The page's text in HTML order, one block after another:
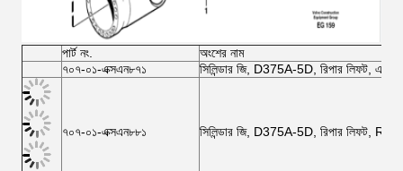
পার্ট নং.
অংশের নাম
৭০৭-০১-এক্সএন৮৭১
সিলিন্ডার জি, D375A-5D, রিপার লিফট,
৭০৭-০১-এক্সএন৮৮১ সিলিন্ডার জি, D375A-5D, রিপার লিফট, R.H.